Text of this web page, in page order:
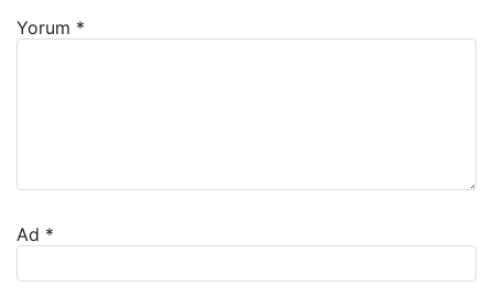
Yorum *
Ad *